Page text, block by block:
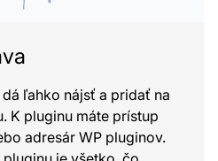
ľahko nájsť a pridať na
K pluginu máte prístup
adresár WP pluginov.